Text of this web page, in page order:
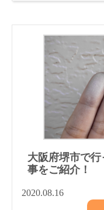
大阪府堺市で
事をご紹介！
2020.08.16